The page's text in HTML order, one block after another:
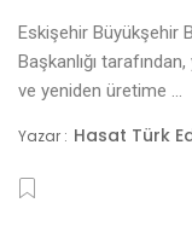
Eskişehir Büyükşehir
Başkanlığı
ve yeniden üretime ...
Yazar : Hasat Türk